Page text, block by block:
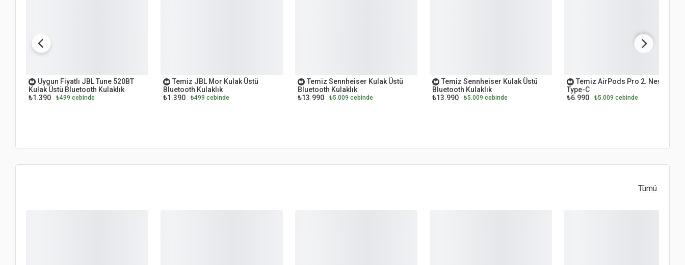
Uygun Fiyatlı JBL Tune 520BT
Kulak Üstü Bluetooth Kulaklık
₺1.390
₺499 cebinde
Temiz JBL Mor Kulak Üstü
Bluetooth Kulaklık
₺1.390
₺499 cebinde
Temiz Sennheiser Kulak Üstü
Bluetooth Kulaklık
₺13.990
₺5.009 cebinde
Temiz Sennheiser Kulak Üstü
Bluetooth Kulaklık
₺13.990
₺5.009 cebinde
Temiz AirPods Pro 2. Nesil
Type-C
₺6.990
₺5.009 cebinde
Tümü